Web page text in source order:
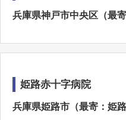
兵庫県神戸市中央区（最
姫路赤十字病院
兵庫県姫路市（最寄：姫